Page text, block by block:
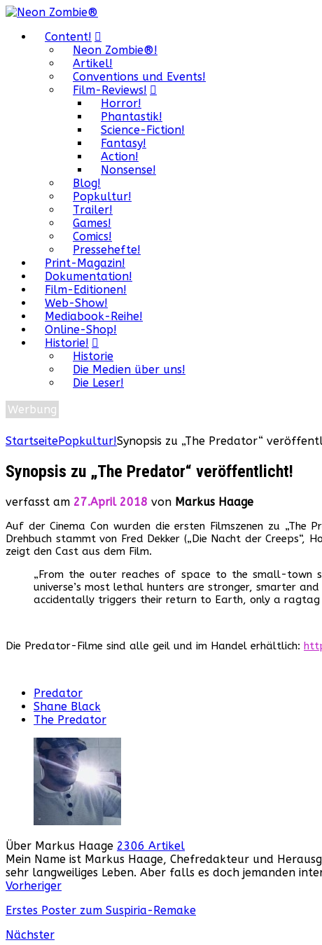
Content!
Neon Zombie®!
Artikel!
Conventions und Events!
Film-Reviews!
Horror!
Phantastik!
Science-Fiction!
Fantasy!
Action!
Nonsense!
Blog!
Popkultur!
Trailer!
Games!
Comics!
Pressehefte!
Print-Magazin!
Dokumentation!
Film-Editionen!
Web-Show!
Mediabook-Reihe!
Online-Shop!
Historie!
Historie
Die Medien über uns!
Die Leser!
Werbung
StartseitePopkultur!Synopsis zu „The Predator“
Synopsis zu „The Predator“ veröffentlicht!
verfasst am 27.April 2018 von Markus Haage
Auf der Cinema Con wurden die ersten Filmszenen zu „The
Drehbuch stammt von Fred Dekker („Die Nacht der
zeigt den Cast aus dem Film.
„From the outer reaches of space to the small-town
universe’s most lethal hunters are stronger, smarter
accidentally triggers their return to Earth, only a ragtag
Die Predator-Filme sind alle geil und im Handel erhältlich:
Predator
Shane Black
The Predator
Über Markus Haage 2306 Artikel
Mein Name ist Markus Haage, Chefredakteur und
sehr langweiliges Leben. Aber falls es doch jemanden
Webseite
Facebook
Instagram
YouTube
Vorheriger
Erstes Poster zum Suspiria-Remake
Nächster